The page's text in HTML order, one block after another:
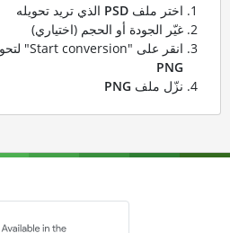
اختر ملف PSDالذي تريد تحويله
غيّر الجودة أو الحجم (اختياري)
انقر على "Start conversion" لتحويل ملفك من
PNG
نزّل ملف PNG